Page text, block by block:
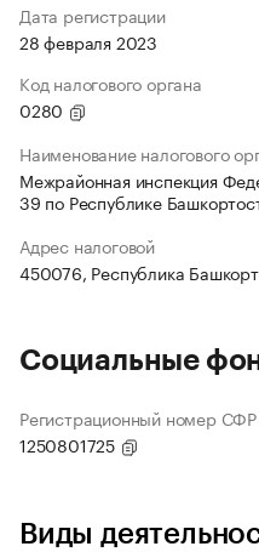
Дата регистрации
28 февраля 2023
Код налогового органа
0280
Наименование налогового
Межрайонная инспекция
39 по Республике
Адрес налоговой
450076, Республика
Социальные
Регистрационный номер СФР
1250801725
Виды